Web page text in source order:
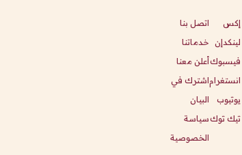
إكس
لينكدإن
فيسبوك
انستغرام
يوتيوب
تيك توك
اتصل بنا
خدماتنا
أعلن معنا
اشترك في
البيان
سياسة
الخصوصية